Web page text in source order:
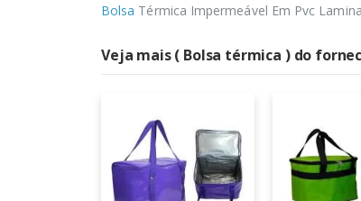
Bolsa Térmica Impermeável Em Pvc
Veja mais ( Bolsa térmica ) do